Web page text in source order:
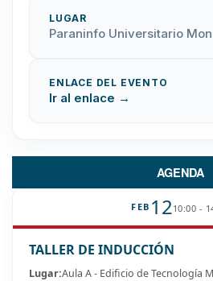
LUGAR
Paraninfo Universitario
ENLACE DEL EVENTO
Ir al enlace →
AGENDA
FEB 1210:00 -
TALLER DE INDUCCIÓN
Lugar:Aula A - Edificio de Tecnología